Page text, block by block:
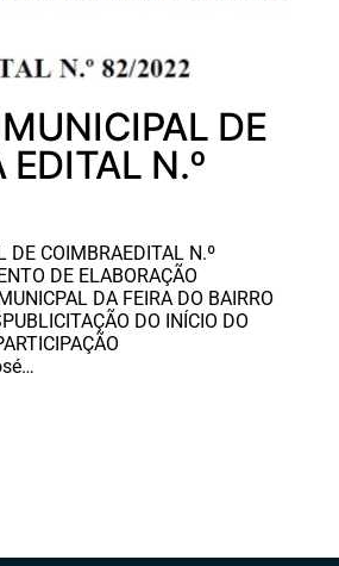
DE
N.º
DE COIMBRAEDITAL N.º
DE ELABORAÇÃO
DA FEIRA DO BAIRRO
DO INÍCIO DO